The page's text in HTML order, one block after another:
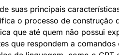
suas principais
o processo de construção
que até quem não possui
que respondem a